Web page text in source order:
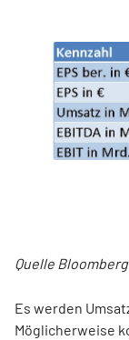
Quelle Bloomberg
Es werden
Möglicherweise